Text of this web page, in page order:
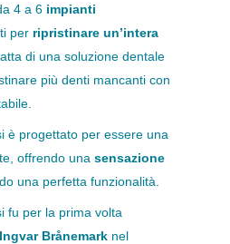
4 a 6 impianti
per ripristinare un’intera
di una soluzione dentale
più denti mancanti con
è progettato per essere una
offrendo una sensazione
una perfetta funzionalità.
fu per la prima volta
Ingvar Brånemark nel